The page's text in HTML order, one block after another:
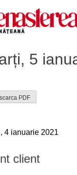
5
PDF
4 ianuarie 2021
client